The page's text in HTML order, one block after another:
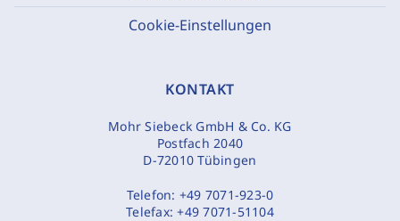
Cookie-Einstellungen
KONTAKT
Mohr Siebeck GmbH & Co. KG
Postfach 2040
D-72010 Tübingen
Telefon: +49 7071-923-0
Telefax:+49 7071-51104